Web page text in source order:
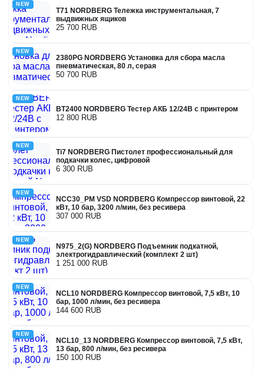
NEW
T71 NORDBERG Тележка инструментальная, 7
выдвижных ящиков
25 700 RUB
NEW
2380PG NORDBERG Установка для сбора масла
пневматическая, 80 л, серая
50 700 RUB
NEW
BT2400 NORDBERG Тестер АКБ 12/24В с принтером
12 800 RUB
NEW
Ti7 NORDBERG Пистолет профессиональный для
подкачки колес, цифровой
6 300 RUB
NEW
NCC30_PM VSD NORDBERG Компрессор винтовой, 22
кВт, 10 бар, 3200 л/мин, без ресивера
307 000 RUB
NEW
N975_2(G) NORDBERG Подъемник подкатной,
электрогидравлический (комплект 2 шт)
1 251 000 RUB
NEW
NCL10 NORDBERG Компрессор винтовой, 7,5 кВт, 10
бар, 1000 л/мин, без ресивера
144 600 RUB
NEW
NCL10_13 NORDBERG Компрессор винтовой, 7,5 кВт,
13 бар, 800 л/мин, без ресивера
150 100 RUB